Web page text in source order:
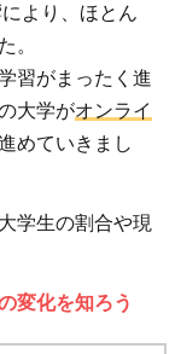
より、ほとん
。
習がまったく進
大学がオンライ
めていきまし
学生の割合や現
変化を知ろう